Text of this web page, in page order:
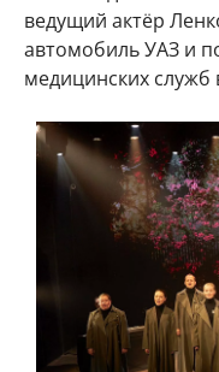
ведущий актёр
автомобиль УАЗ и
медицинских служб